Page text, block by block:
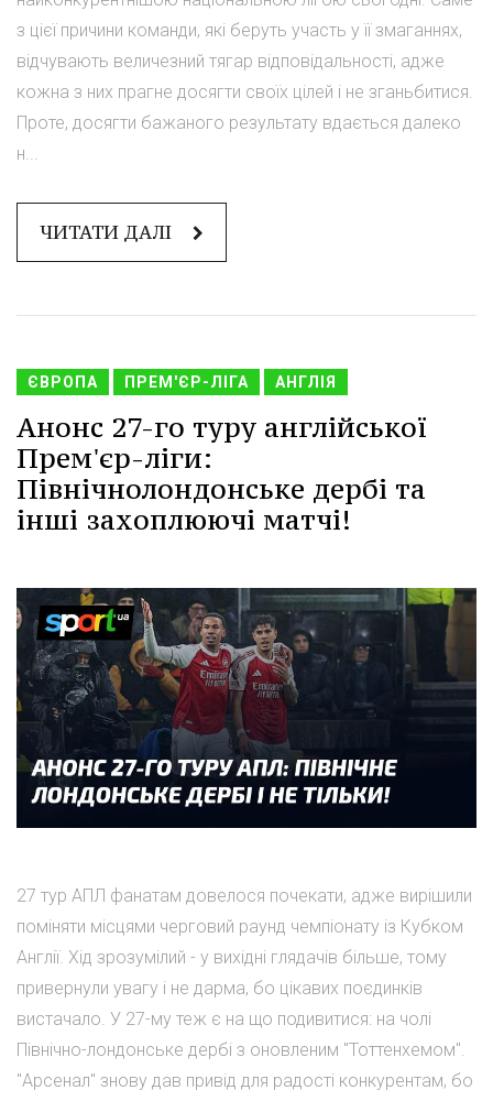
з цієї причини команди, які беруть участь у її змаганнях,
відчувають величезний тягар відповідальності, адже
кожна з них прагне досягти своїх цілей і не зганьбитися.
Проте, досягти бажаного результату вдається далеко
н...
ЧИТАТИ ДАЛІ
ЄВРОПА ПРЕМ'ЄР-ЛІГА АНГЛІЯ
Анонс 27-го туру англійської
Прем'єр-ліги:
Північнолондонське дербі та
інші захоплюючі матчі!
27 тур АПЛ фанатам довелося почекати, адже вирішили
поміняти місцями черговий раунд чемпіонату із Кубком
Англії. Хід зрозумілий - у вихідні глядачів більше, тому
привернули увагу і не дарма, бо цікавих поєдинків
вистачало. У 27-му теж є на що подивитися: на чолі
Північно-лондонське дербі з оновленим "Тоттенхемом".
"Арсенал" знову дав привід для радості конкурентам, бо